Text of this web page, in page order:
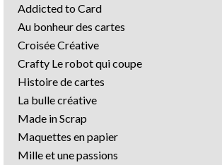
Addicted to Card
Au bonheur des cartes
Croisée Créative
Crafty Le robot qui coupe
Histoire de cartes
La bulle créative
Made in Scrap
Maquettes en papier
Mille et une passions